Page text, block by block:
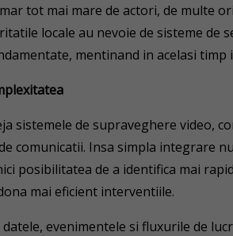
tot mai mare de actori, de multe
locale au nevoie de sisteme de
mentinand in acelasi timp
sistemele de supraveghere video,
comunicatii. Insa simpla integrare
posibilitatea de a identifica mai
mai eficient interventiile.
datele, evenimentele si fluxurile de